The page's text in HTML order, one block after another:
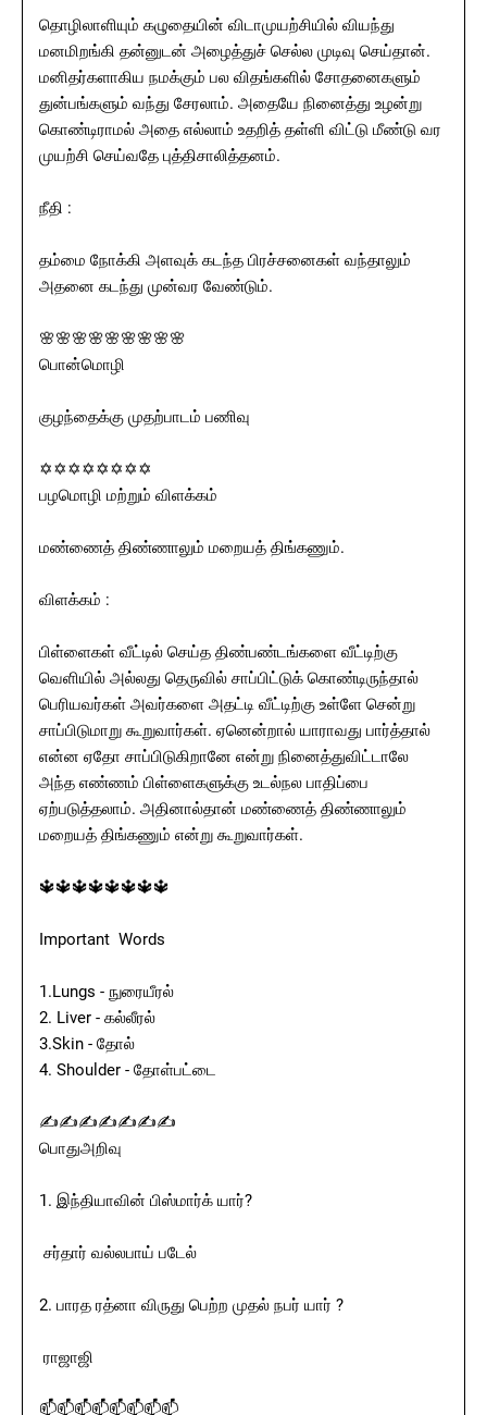
தொழிலாளியும் கழுதையின் விடாமுயற்சியில் வியந்து
மனமிறங்கி தன்னுடன் அழைத்துச் செல்ல முடிவு செய்தான்.
மனிதர்களாகிய நமக்கும் பல விதங்களில் சோதனைகளும்
துன்பங்களும் வந்து சேரலாம். அதையே நினைத்து உழன்று
கொண்டிராமல் அதை எல்லாம் உதறித் தள்ளி விட்டு மீண்டு வர
முயற்சி செய்வதே புத்திசாலித்தனம்.
நீதி :
தம்மை நோக்கி அளவுக் கடந்த பிரச்சனைகள் வந்தாலும்
அதனை கடந்து முன்வர வேண்டும்.
🌸🌸🌸🌸🌸🌸🌸🌸🌸
பொன்மொழி
குழந்தைக்கு முதற்பாடம் பணிவு
✡✡✡✡✡✡✡✡
பழமொழி மற்றும் விளக்கம்
மண்ணைத் திண்ணாலும் மறையத் திங்கணும்.
விளக்கம் :
பிள்ளைகள் வீட்டில் செய்த திண்பண்டங்களை வீட்டிற்கு
வெளியில் அல்லது தெருவில் சாப்பிட்டுக் கொண்டிருந்தால்
பெரியவர்கள் அவர்களை அதட்டி வீட்டிற்கு உள்ளே சென்று
சாப்பிடுமாறு கூறுவார்கள். ஏனென்றால் யாராவது பார்த்தால்
என்ன ஏதோ சாப்பிடுகிறானே என்று நினைத்துவிட்டாலே
அந்த எண்ணம் பிள்ளைகளுக்கு உடல்நல பாதிப்பை
ஏற்படுத்தலாம். அதினால்தான் மண்ணைத் திண்ணாலும்
மறையத் திங்கணும் என்று கூறுவார்கள்.
🔱🔱🔱🔱🔱🔱🔱🔱
Important Words
1.Lungs - நுரையீரல்
2. Liver - கல்லீரல்
3.Skin - தோல்
4. Shoulder - தோள்பட்டை
✍✍✍✍✍✍✍
பொதுஅறிவு
1. இந்தியாவின் பிஸ்மார்க் யார்?
சர்தார் வல்லபாய் படேல்
2. பாரத ரத்னா விருது பெற்ற முதல் நபர் யார் ?
ராஜாஜி
📫📫📫📫📫📫📫📫